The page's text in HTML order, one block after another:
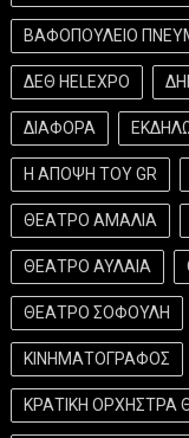
ΒΑΦΟΠΟΥΛΕΙΟ
ΔΕΘ HELEXPO
ΔΙΑΦΟΡΑ
Η ΑΠΟΨΗ ΤΟΥ GR
ΘΕΑΤΡΟ ΑΜΑΛΙΑ
ΘΕΑΤΡΟ ΑΥΛΑΙΑ
ΘΕΑΤΡΟ ΣΟΦΟΥΛΗ
ΚΙΝΗΜΑΤΟΓΡΑΦΟΣ
ΚΡΑΤΙΚΗ ΟΡΧΗΣΤΡΑ